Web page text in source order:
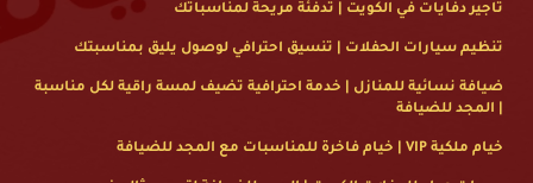
تاجير دفايات في الكويت | تدفئة مريحة لمناسباتك
تنظيم سيارات الحفلات | تنسيق احترافي لوصول يليق بمناسبتك
ضيافة نسائية للمنازل | خدمة احترافية تضيف لمسة راقية لكل مناسبة
| المجد للضيافة
خيام ملكية VIP | خيام فاخرة للمناسبات مع المجد للضيافة